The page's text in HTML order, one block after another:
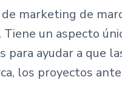
marketing de
un aspecto
para ayudar a que
los proyectos